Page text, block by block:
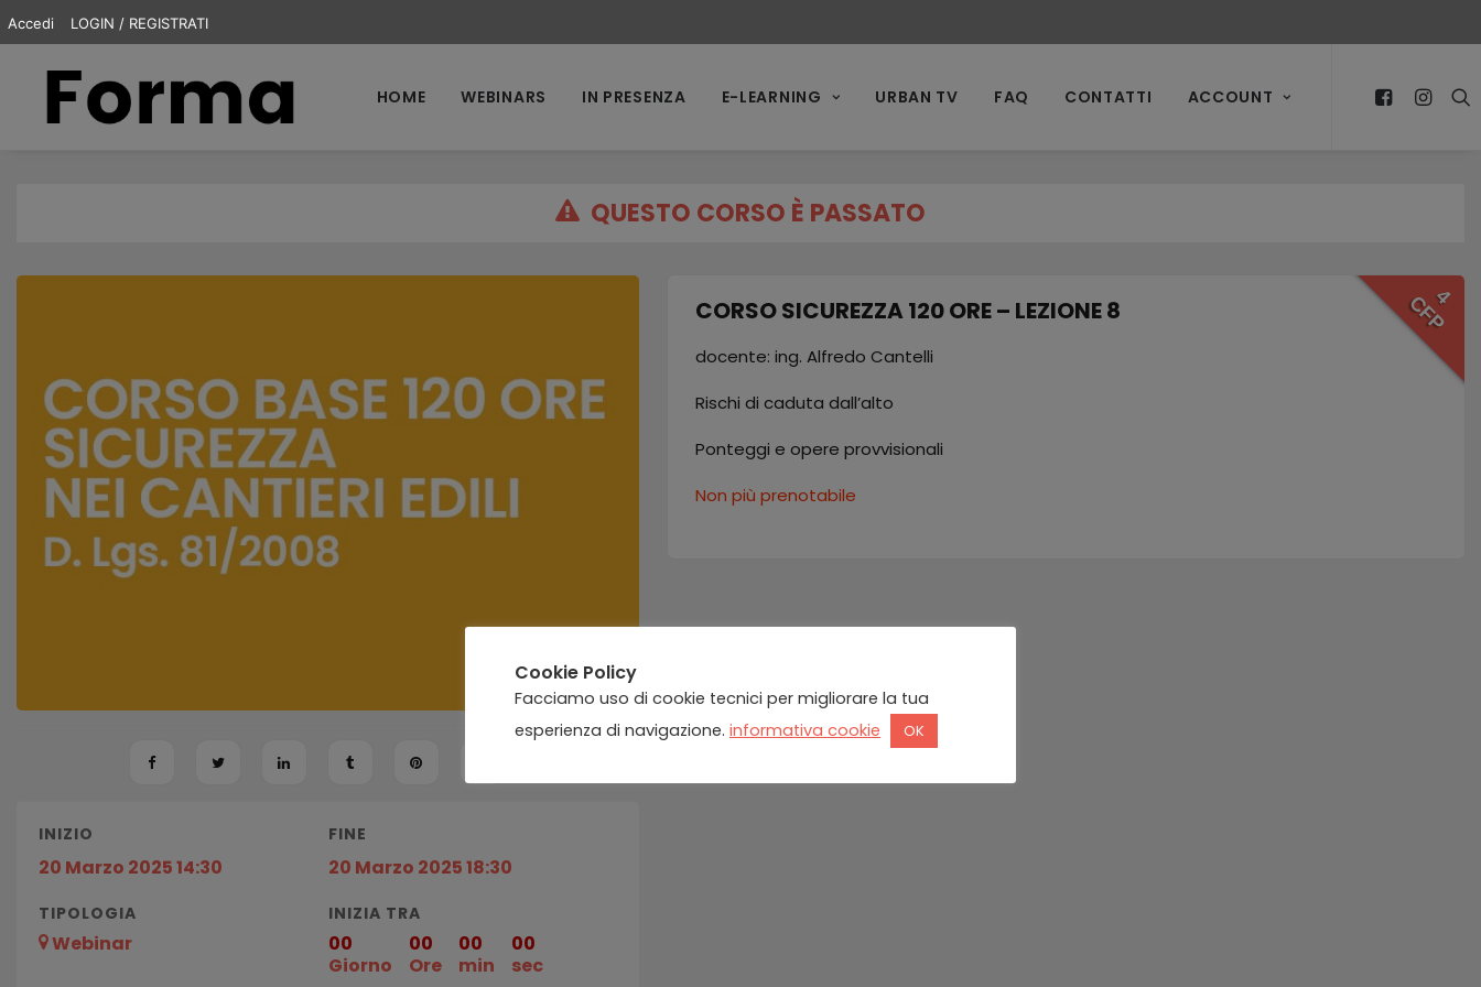
Accedi LOGIN / REGISTRATI
HOME WEBINARS IN PRESENZA E-LEARNING URBAN TV FAQ CONTATTI ACCOUNT
QUESTO CORSO È PASSATO
4
CFP
INIZIO
20 Marzo 2025 14:30
FINE
20 Marzo 2025 18:30
TIPOLOGIA
Webinar
INIZIA TRA
00
Giorno
00
Ore
00
min
00
sec
CORSO SICUREZZA 120 ORE – LEZIONE 8
docente: ing. Alfredo Cantelli
Rischi di caduta dall’alto
Ponteggi e opere provvisionali
Non più prenotabile
Cookie Policy
Facciamo uso di cookie tecnici per migliorare la tua
esperienza di navigazione. informativa cookie OK